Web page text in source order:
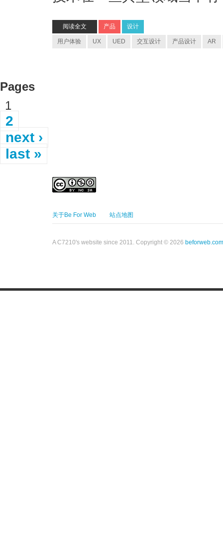
阅读全文 产品 设计
用户体验 UX UED 交互设计 产品设计 AR
Pages
1
2
next ›
last »
关于Be For Web 站点地图
A C7210's website since 2011. Copyright © 2026 beforweb.com